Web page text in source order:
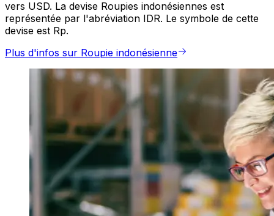
vers USD. La devise Roupies indonésiennes est
représentée par l'abréviation IDR. Le symbole de cette
devise est Rp.
Plus d'infos sur Roupie indonésienne